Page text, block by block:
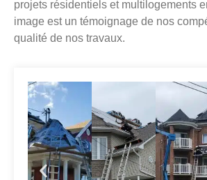
projets résidentiels et multilogements
image est un témoignage de nos
qualité de nos travaux.